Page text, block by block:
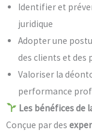
Identifier et
juridique
Adopter une
des clients et des
Valoriser la
performance
Les bénéfices de
Conçue par des